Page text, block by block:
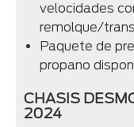
velocidades
remolque/
Paquete de
propano
CHASIS
2024